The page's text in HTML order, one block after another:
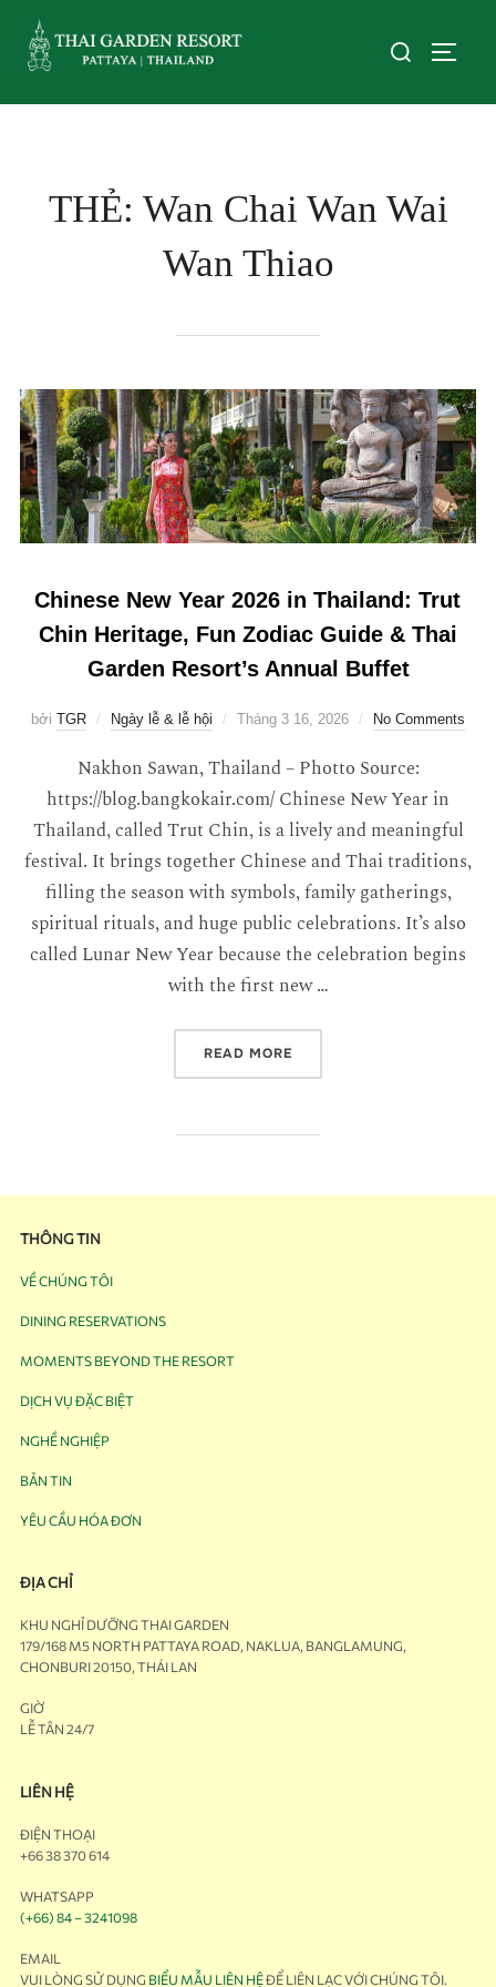
THẺ: Wan Chai Wan Wai
Wan Thiao
Chinese New Year 2026 in Thailand: Trut
Chin Heritage, Fun Zodiac Guide & Thai
Garden Resort’s Annual Buffet
bởi TGR Ngày lễ & lễ hội Tháng 3 16, 2026 No Comments
Nakhon Sawan, Thailand – Photto Source:
https://blog.bangkokair.com/ Chinese New Year in
Thailand, called Trut Chin, is a lively and meaningful
festival. It brings together Chinese and Thai traditions,
filling the season with symbols, family gatherings,
spiritual rituals, and huge public celebrations. It’s also
called Lunar New Year because the celebration begins
with the first new …
READ MORE
THÔNG TIN
VỀ CHÚNG TÔI
DINING RESERVATIONS
MOMENTS BEYOND THE RESORT
DỊCH VỤ ĐẶC BIỆT
NGHỀ NGHIỆP
BẢN TIN
YÊU CẦU HÓA ĐƠN
ĐỊA CHỈ
KHU NGHỈ DƯỠNG THAI GARDEN
179/168 M5 NORTH PATTAYA ROAD, NAKLUA, BANGLAMUNG,
CHONBURI 20150, THÁI LAN
GIỜ
LỄ TÂN 24/7
LIÊN HỆ
ĐIỆN THOẠI
+66 38 370 614
WHATSAPP
(+66) 84 – 3241098
EMAIL
VUI LÒNG SỬ DỤNG BIỂU MẪU LIÊN HỆĐỂ LIÊN LẠC VỚI CHÚNG TÔI.